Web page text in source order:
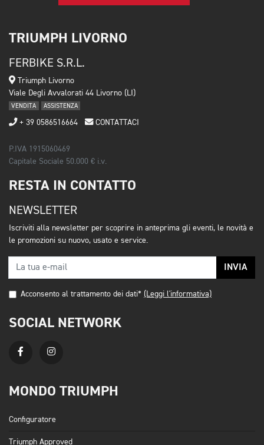
TRIUMPH LIVORNO
FERBIKE S.R.L.
Triumph Livorno
Viale Degli Avvalorati 44 Livorno (LI)
VENDITA ASSISTENZA
+ 39 0586516664 CONTATTACI
P.IVA 1915060469
Capitale Sociale 50.000 € i.v.
RESTA IN CONTATTO
NEWSLETTER
Iscriviti alla newsletter per scoprire in anteprima gli eventi, le novità e
le promozioni su nuovo, usato e service.
INVIA
Acconsento al trattamento dei dati* (Leggi l'informativa)
SOCIAL NETWORK
MONDO TRIUMPH
Configuratore
Triumph Approved